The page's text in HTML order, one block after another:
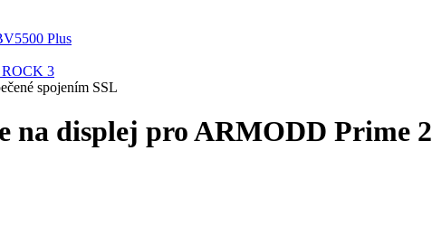
Plus
ROCK 3
na displej pro ARMODD Prime 2